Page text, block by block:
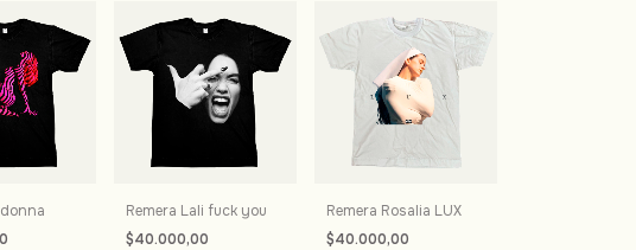
Remera Lali fuck you
$40.000,00
Remera Rosalia LUX
$40.000,00